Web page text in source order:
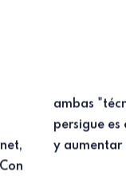
y aumentar